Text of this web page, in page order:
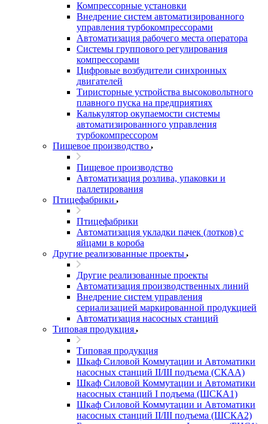
Компрессорные установки
Внедрение систем автоматизированного
управления турбокомпрессорами
Автоматизация рабочего места оператора
Системы группового регулирования
компрессорами
Цифровые возбудители синхронных
двигателей
Тиристорные устройства высоковольтного
плавного пуска на предприятиях
Калькулятор окупаемости системы
автоматизированного управления
турбокомпрессором
Пищевое производство
Пищевое производство
Автоматизация розлива, упаковки и
паллетирования
Птицефабрики
Птицефабрики
Автоматизация укладки пачек (лотков) с
яйцами в короба
Другие реализованные проекты
Другие реализованные проекты
Автоматизация производственных линий
Внедрение систем управления
сериализацией маркированной продукцией
Автоматизация насосных станций
Типовая продукция
Типовая продукция
Шкаф Силовой Коммутации и Автоматики
насосных станций II/III подъема (СКАА)
Шкаф Силовой Коммутации и Автоматики
насосных станций I подъема (ШСКА1)
Шкаф Силовой Коммутации и Автоматики
насосных станций II/III подъема (ШСКА2)